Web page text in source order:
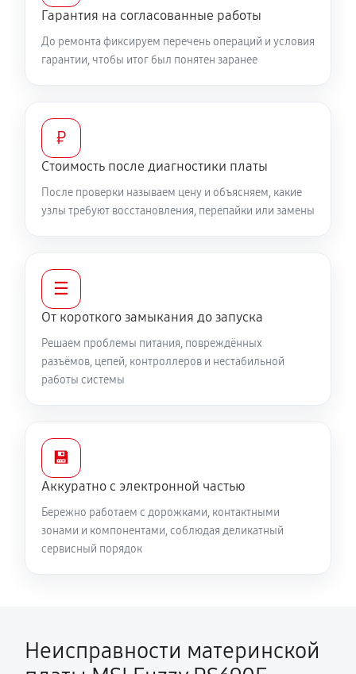
Гарантия на согласованные работы
До ремонта фиксируем перечень операций и условия
гарантии, чтобы итог был понятен заранее
₽
Стоимость после диагностики платы
После проверки называем цену и объясняем, какие
узлы требуют восстановления, перепайки или замены
☰
От короткого замыкания до запуска
Решаем проблемы питания, повреждённых
разъёмов, цепей, контроллеров и нестабильной
работы системы
💾
Аккуратно с электронной частью
Бережно работаем с дорожками, контактными
зонами и компонентами, соблюдая деликатный
сервисный порядок
Неисправности материнской